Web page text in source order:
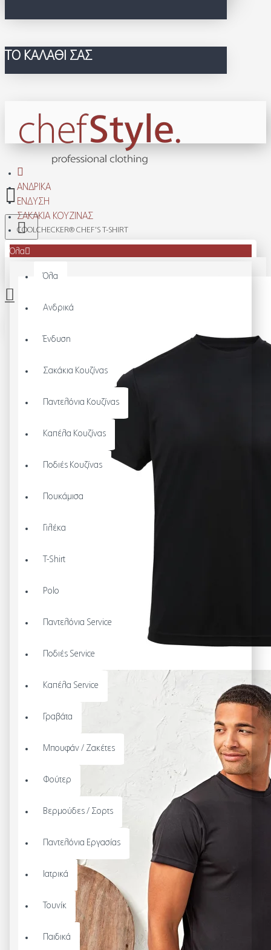
ΤΟ ΚΑΛΆΘΙ ΣΑΣ
Όλα
Όλα
Ανδρικά
Ένδυση
Σακάκια Κουζίνας
Παντελόνια Κουζίνας
Καπέλα Κουζίνας
Ποδιές Κουζίνας
Πουκάμισα
Γιλέκα
T-Shirt
Polo
Παντελόνια Service
Ποδιές Service
Καπέλα Service
Γραβάτα
Μπουφάν / Ζακέτες
Φούτερ
Βερμούδες / Σορτς
Παντελόνια Εργασίας
Ιατρικά
Τουνίκ
Παιδικά
ΑΝΔΡΙΚΆ
ΈΝΔΥΣΗ
ΣΑΚΆΚΙΑ ΚΟΥΖΊΝΑΣ
COOLCHECKER® CHEF'S T-SHIRT